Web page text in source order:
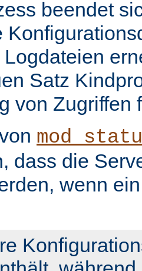
beendet
Satz
von Zugriffen
dass die
wenn